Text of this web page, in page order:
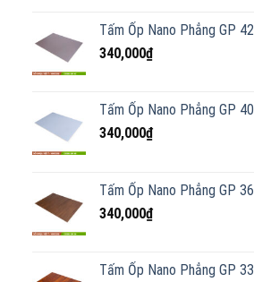
Tấm Ốp Nano Phẳng GP 42
340,000₫
Tấm Ốp Nano Phẳng GP 40
340,000₫
Tấm Ốp Nano Phẳng GP 36
340,000₫
Tấm Ốp Nano Phẳng GP 33